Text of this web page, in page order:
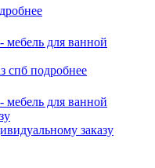
спб подробнее
заказу